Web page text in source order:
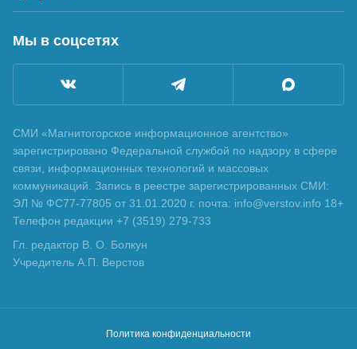
Мы в соцсетях
СМИ «Магнитогорское информационное агентство»
зарегистрировано Федеральной службой по надзору в сфере
связи, информационных технологий и массовых
коммуникаций. Запись в реестре зарегистрированных СМИ:
ЭЛ № ФС77-77805 от 31.01.2020 г. почта: info@verstov.info 18+
Телефон редакции +7 (3519) 279-733
Гл. редактор В. О. Болкун
Учредитель А.П. Верстов
Политика конфиденциальности